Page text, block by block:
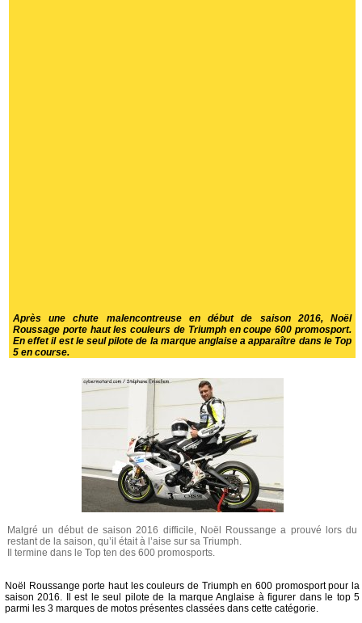
Après une chute malencontreuse en début de saison 2016, Noël
Roussage porte haut les couleurs de Triumph en coupe 600 promosport.
En effet il est le seul pilote de la marque anglaise a apparaître dans le Top
5 en course.
Malgré un début de saison 2016 difficile, Noël Roussange a prouvé lors du
restant de la saison, qu’il était à l’aise sur sa Triumph.
Il termine dans le Top ten des 600 promosports.
Noël Roussange porte haut les couleurs de Triumph en 600 promosport pour la
saison 2016. Il est le seul pilote de la marque Anglaise à figurer dans le top 5
parmi les 3 marques de motos présentes classées dans cette catégorie.